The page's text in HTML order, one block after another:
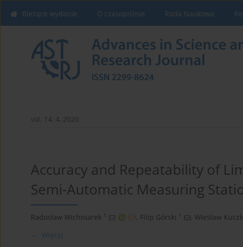
Bieżące wydanie O czasopiśmie Rada Naukowa
vol. 14, 4, 2020
Accuracy and Repeatability of
Semi-Automatic Measuring
Radosław Wichniarek 1 , Filip Górski 1 , Wiesław
Więcej